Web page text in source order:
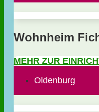
Wohnheim
MEHR ZUR
Oldenburg